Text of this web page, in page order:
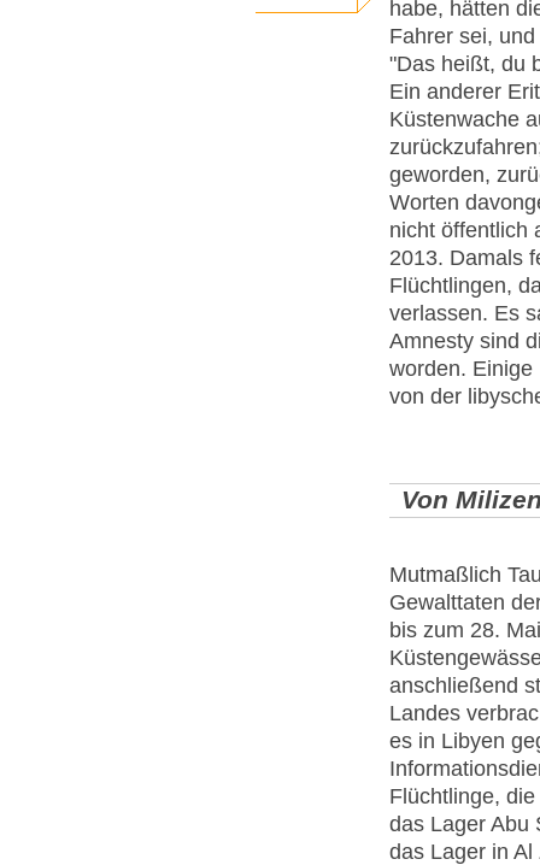
habe, hätten
Fahrer sei,
"Das heißt, du
Ein anderer
Küstenwache
geworden,
Worten
nicht öffentlich
2013. Damals
Flüchtlingen,
verlassen. Es
Amnesty sind
worden. Einige
von der
Von
Mutmaßlich
Gewalttaten
bis zum 28.
anschließend
Landes
es in Libyen
Flüchtlinge,
das Lager Abu
das Lager in